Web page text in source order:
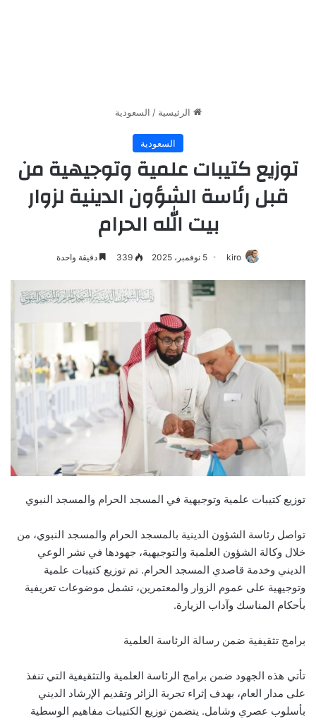
الرئيسية / السعودية
السعودية
توزيع كتيبات علمية وتوجيهية من
قبل رئاسة الشؤون الدينية لزوار
بيت الله الحرام
kiro 5 نوفمبر، 2025 339 دقيقة واحدة
توزيع كتيبات علمية وتوجيهية في المسجد الحرام والمسجد النبوي
تواصل رئاسة الشؤون الدينية بالمسجد الحرام والمسجد النبوي، من
خلال وكالة الشؤون العلمية والتوجيهية، جهودها في نشر الوعي
الديني وخدمة قاصدي المسجد الحرام. تم توزيع كتيبات علمية
وتوجيهية على عموم الزوار والمعتمرين، تشمل موضوعات تعريفية
بأحكام المناسك وآداب الزيارة.
برامج تثقيفية ضمن رسالة الرئاسة العلمية
تأتي هذه الجهود ضمن برامج الرئاسة العلمية والتثقيفية التي تنفذ
على مدار العام، بهدف إثراء تجربة الزائر وتقديم الإرشاد الديني
بأسلوب عصري وشامل. يتضمن توزيع الكتيبات مفاهيم الوسطية